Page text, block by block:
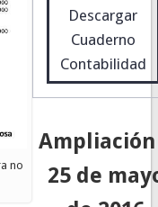
no
Descargar
Cuaderno
Contabilidad
25 de